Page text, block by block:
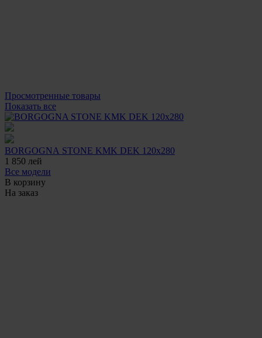
Просмотренные товары
Показать все
BORGOGNA STONE KMK DEK 120x280
1 850 лей
Все модели
В корзину
На заказ